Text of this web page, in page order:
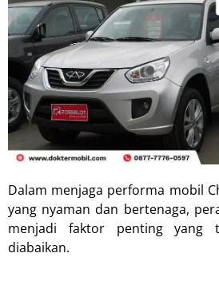
Dalam menjaga performa mobil
yang nyaman dan bertenaga,
menjadi faktor penting yang
diabaikan.